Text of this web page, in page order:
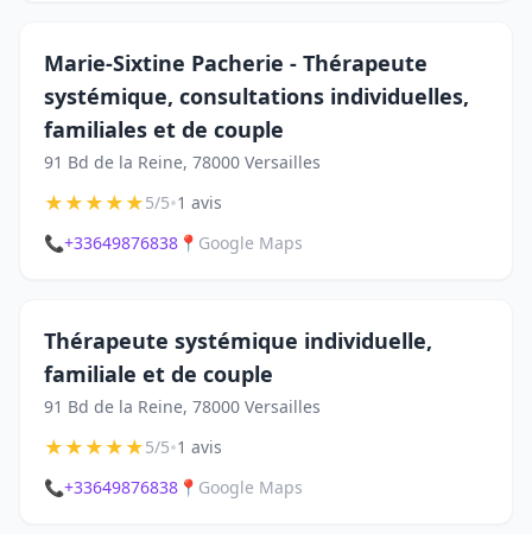
Marie-Sixtine Pacherie - Thérapeute
systémique, consultations individuelles,
familiales et de couple
91 Bd de la Reine, 78000 Versailles
★★★★★5/5•1 avis
📞+33649876838 📍 Google Maps
Thérapeute systémique individuelle,
familiale et de couple
91 Bd de la Reine, 78000 Versailles
★★★★★5/5•1 avis
📞+33649876838 📍 Google Maps